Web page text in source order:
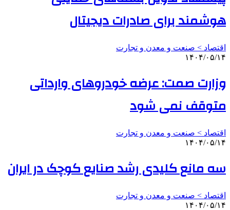
هوشمند برای صادرات دیجیتال
اقتصاد > صنعت و معدن و تجارت
۱۴۰۴/۰۵/۱۴
وزارت صمت: عرضه خودروهای وارداتی
متوقف نمی شود
اقتصاد > صنعت و معدن و تجارت
۱۴۰۴/۰۵/۱۴
سه مانع کلیدی رشد صنایع کوچک در ایران
اقتصاد > صنعت و معدن و تجارت
۱۴۰۴/۰۵/۱۴